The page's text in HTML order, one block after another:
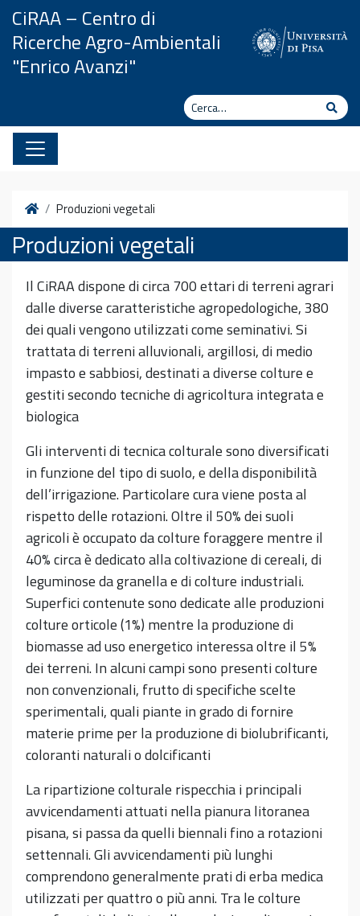
Vai al contenuto
CiRAA – Centro di
Ricerche Agro-Ambientali
"Enrico Avanzi"
Cerca
HomeProduzioni vegetali
Produzioni vegetali
Il CiRAA dispone di circa 700 ettari di terreni agrari
dalle diverse caratteristiche agropedologiche, 380
dei quali vengono utilizzati come seminativi. Si
trattata di terreni alluvionali, argillosi, di medio
impasto e sabbiosi, destinati a diverse colture e
gestiti secondo tecniche di agricoltura integrata e
biologica
Gli interventi di tecnica colturale sono diversificati
in funzione del tipo di suolo, e della disponibilità
dell’irrigazione. Particolare cura viene posta al
rispetto delle rotazioni. Oltre il 50% dei suoli
agricoli è occupato da colture foraggere mentre il
40% circa è dedicato alla coltivazione di cereali, di
leguminose da granella e di colture industriali.
Superfici contenute sono dedicate alle produzioni
colture orticole (1%) mentre la produzione di
biomasse ad uso energetico interessa oltre il 5%
dei terreni. In alcuni campi sono presenti colture
non convenzionali, frutto di specifiche scelte
sperimentali, quali piante in grado di fornire
materie prime per la produzione di biolubrificanti,
coloranti naturali o dolcificanti
La ripartizione colturale rispecchia i principali
avvicendamenti attuati nella pianura litoranea
pisana, si passa da quelli biennali fino a rotazioni
settennali. Gli avvicendamenti più lunghi
comprendono generalmente prati di erba medica
utilizzati per quattro o più anni. Tra le colture